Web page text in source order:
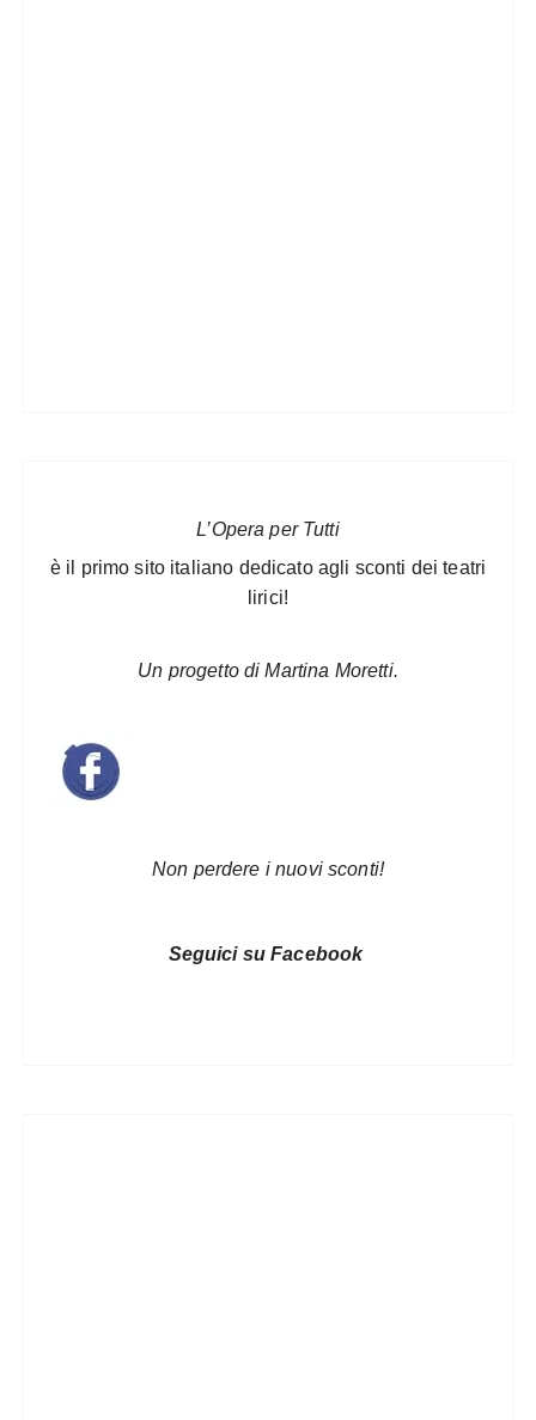
L’Opera per Tutti
è il primo sito italiano dedicato agli sconti dei teatri
lirici!
Un progetto di Martina Moretti.
Non perdere i nuovi sconti!
Seguici su Facebook